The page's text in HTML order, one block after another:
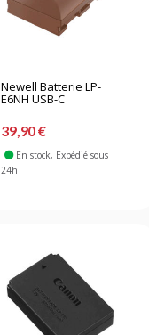
Newell Batterie LP-
E6NH USB-C
39,90 €
En stock, Expédié sous
24h